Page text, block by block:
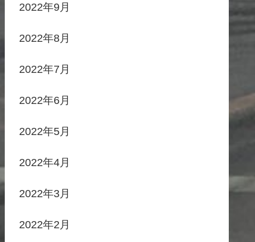
2022年9月
2022年8月
2022年7月
2022年6月
2022年5月
2022年4月
2022年3月
2022年2月